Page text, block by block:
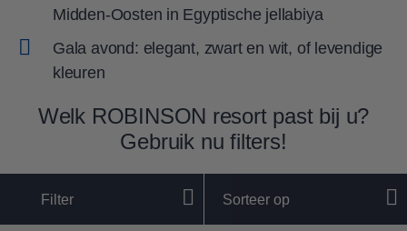
Midden-Oosten in Egyptische jellabiya
Gala avond: elegant, zwart en wit, of levendige
kleuren
Welk ROBINSON resort past bij u?
Gebruik nu filters!
Filter Sorteer op